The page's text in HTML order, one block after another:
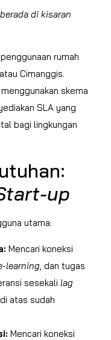
di kisaran
rumah
Cimanggis.
skema
SLA yang
bagi lingkungan
up
utama:
Mencari koneksi
learning, dan tugas
sesekali lag
atas sudah
Mencari koneksi